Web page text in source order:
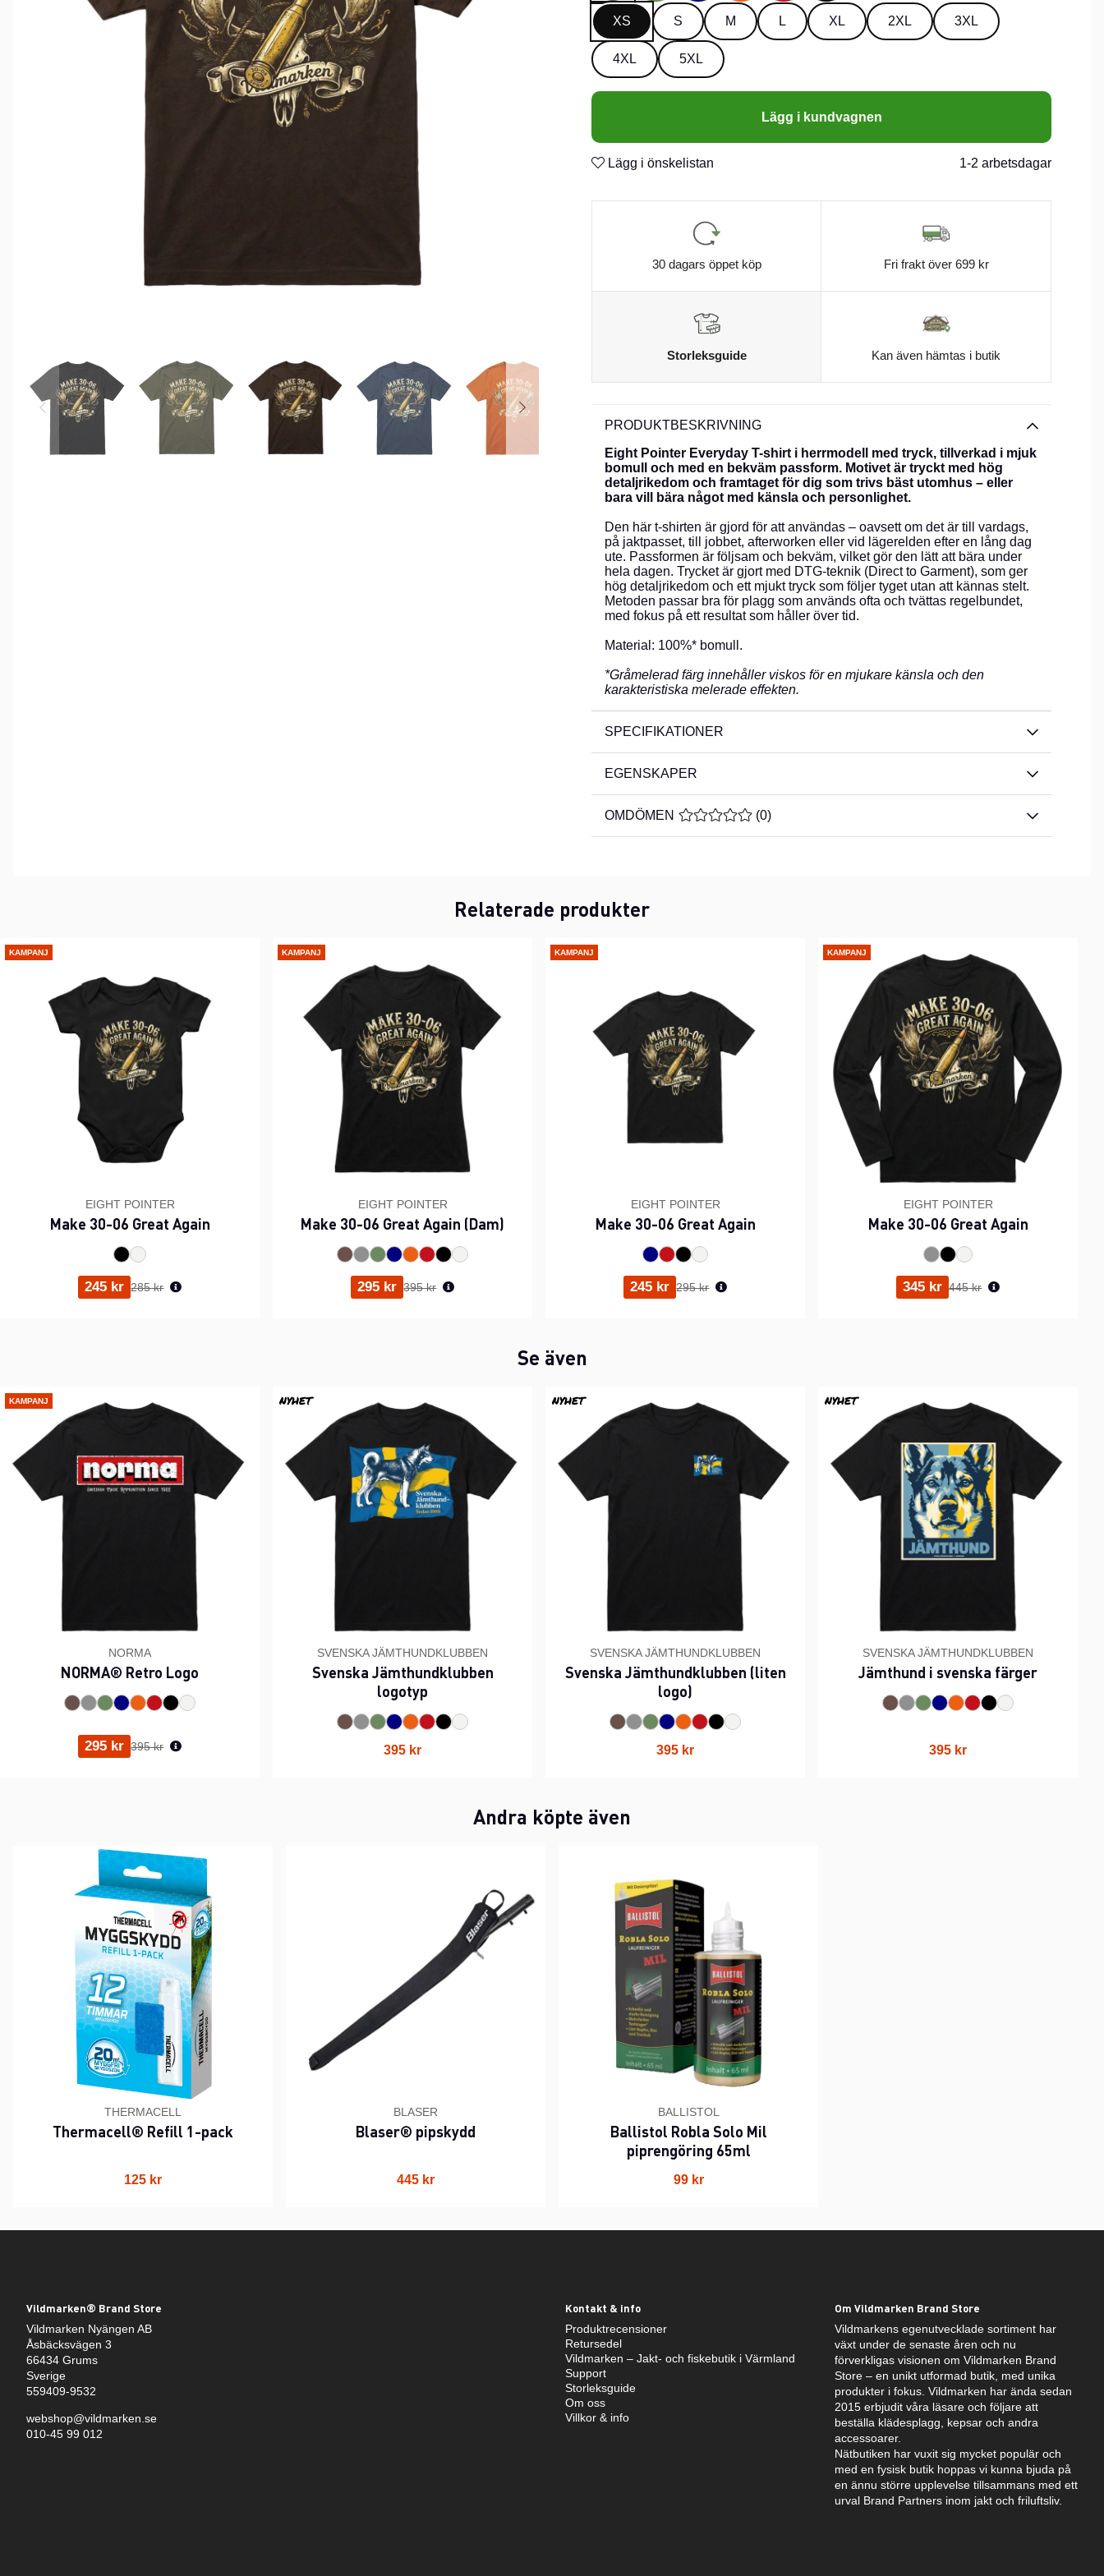
XS S M L XL 2XL 3XL
4XL 5XL
Lägg i kundvagnen
Lägg i önskelistan 1-2 arbetsdagar
30 dagars öppet köp Fri frakt över 699 kr
Storleksguide Kan även hämtas i butik
PRODUKTBESKRIVNING
Eight Pointer Everyday T-shirt i herrmodell med tryck, tillverkad i mjuk
bomull och med en bekväm passform. Motivet är tryckt med hög
detaljrikedom och framtaget för dig som trivs bäst utomhus – eller
bara vill bära något med känsla och personlighet.
Den här t-shirten är gjord för att användas – oavsett om det är till vardags,
på jaktpasset, till jobbet, afterworken eller vid lägerelden efter en lång dag
ute. Passformen är följsam och bekväm, vilket gör den lätt att bära under
hela dagen. Trycket är gjort med DTG-teknik (Direct to Garment), som ger
hög detaljrikedom och ett mjukt tryck som följer tyget utan att kännas stelt.
Metoden passar bra för plagg som används ofta och tvättas regelbundet,
med fokus på ett resultat som håller över tid.
Material: 100%* bomull.
*Gråmelerad färg innehåller viskos för en mjukare känsla och den
karakteristiska melerade effekten.
SPECIFIKATIONER
EGENSKAPER
OMDÖMEN MEDELBETYG 0 AV 5 ANTAL BETYG 0
(0)
Relaterade produkter
KAMPANJ
EIGHT POINTER
Make 30-06 Great Again
245 kr Ordinarie pris:
285 kr
KAMPANJ
EIGHT POINTER
Make 30-06 Great Again (Dam)
295 kr Ordinarie pris:
395 kr
KAMPANJ
EIGHT POINTER
Make 30-06 Great Again
245 kr Ordinarie pris:
295 kr
KAMPANJ
EIGHT POINTER
Make 30-06 Great Again
345 kr Ordinarie pris:
445 kr
Se även
KAMPANJ
NORMA
NORMA® Retro Logo
295 kr Ordinarie pris:
395 kr
NYHET
SVENSKA JÄMTHUNDKLUBBEN
Svenska Jämthundklubben
logotyp
395 kr
NYHET
SVENSKA JÄMTHUNDKLUBBEN
Svenska Jämthundklubben (liten
logo)
395 kr
NYHET
SVENSKA JÄMTHUNDKLUBBEN
Jämthund i svenska färger
395 kr
Andra köpte även
THERMACELL
Thermacell® Refill 1-pack
125 kr
BLASER
Blaser® pipskydd
445 kr
BALLISTOL
Ballistol Robla Solo Mil
piprengöring 65ml
99 kr
Vildmarken® Brand Store
Vildmarken Nyängen AB
Åsbäcksvägen 3
66434 Grums
Sverige
559409-9532
webshop@vildmarken.se
010-45 99 012
Kontakt & info
Produktrecensioner
Retursedel
Vildmarken – Jakt- och fiskebutik i Värmland
Support
Storleksguide
Om oss
Villkor & info
Om Vildmarken Brand Store
Vildmarkens egenutvecklade sortiment har
växt under de senaste åren och nu
förverkligas visionen om Vildmarken Brand
Store – en unikt utformad butik, med unika
produkter i fokus. Vildmarken har ända sedan
2015 erbjudit våra läsare och följare att
beställa klädesplagg, kepsar och andra
accessoarer.
Nätbutiken har vuxit sig mycket populär och
med en fysisk butik hoppas vi kunna bjuda på
en ännu större upplevelse tillsammans med ett
urval Brand Partners inom jakt och friluftsliv.